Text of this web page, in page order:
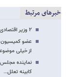
خبرهای مرتبط
۲ وزیر اقتصادی دولت در لبه پرتگاه استیضاح / پایان ماه عسل بهارستان و پاستور
عضو کمیسیون
از خیلی
نماینده
کابینه تعلل…